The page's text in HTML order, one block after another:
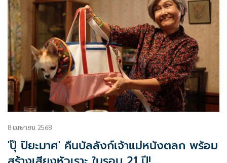
8 เมษายน 2568
'ปุ๊ ปิยะมาศ' คืนบัลลังก์เจ้าแม่หนังตลก พร้อม